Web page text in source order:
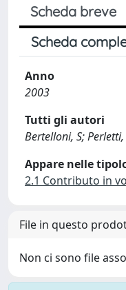
Scheda breve
Scheda
Anno
2003
Tutti gli autori
Bertelloni, S;
Appare nelle
2.1 Contributo in
File in questo
Non ci sono file